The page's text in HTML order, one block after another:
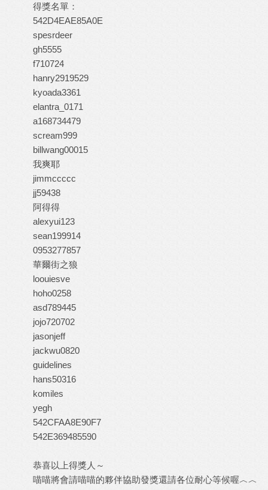
得獎名單：
542D4EAE85A0E
spesrdeer
gh5555
f710724
hanry2919529
kyoada3361
elantra_0171
a168734479
scream999
billwang00015
我爽耶
jimmccccc
jj59438
阿得得
alexyui123
sean199914
0953277857
華爾街之狼
loouiesve
hoho0258
asd789445
jojo720702
jasonjeff
jackwu0820
guidelines
hans50316
komiles
yegh
542CFAA8E90F7
542E369485590
恭喜以上得獎人～
喵喵將會請喵喵的夥伴協助發獎還請各位耐心等候喔︿︿